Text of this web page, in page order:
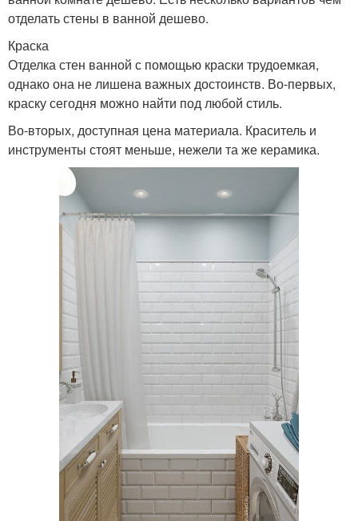
отделать стены в ванной дешево.
Краска
Отделка стен ванной с помощью краски трудоемкая,
однако она не лишена важных достоинств. Во-первых,
краску сегодня можно найти под любой стиль.
Во-вторых, доступная цена материала. Краситель и
инструменты стоят меньше, нежели та же керамика.